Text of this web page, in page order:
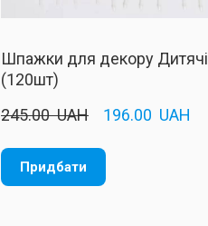
Шпажки для декору Дитячі
(120шт)
245.00  UAH
196.00  UAH
Придбати